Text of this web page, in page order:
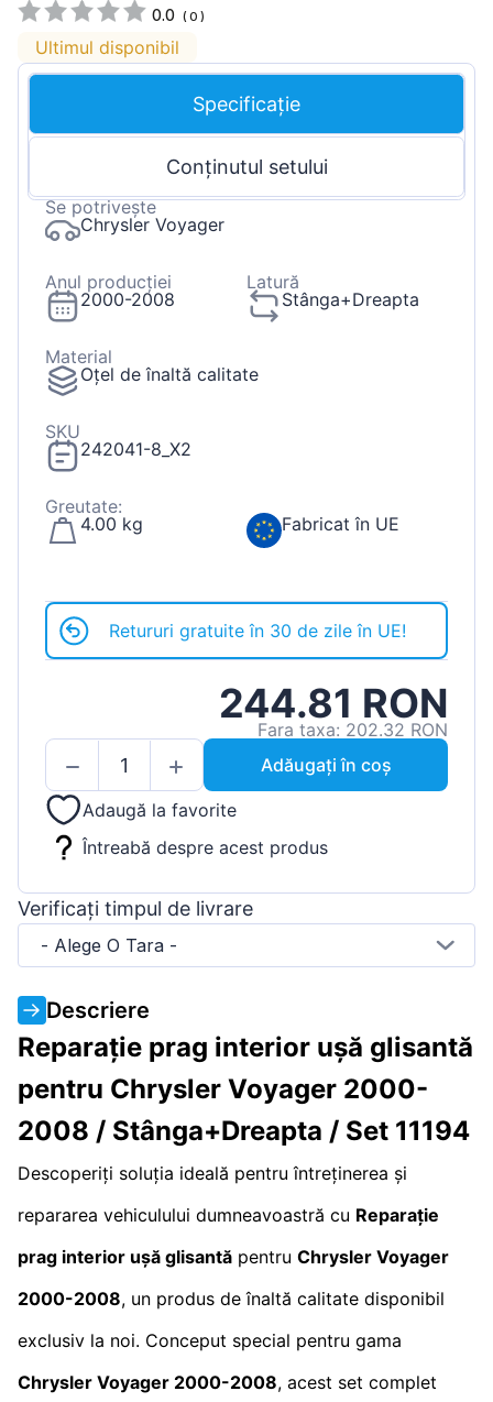
0.0 (0 )
Ultimul disponibil
Specificație
Conținutul setului
Se potrivește
Chrysler Voyager
Anul producției
2000-2008
Latură
Stânga+Dreapta
Material
Oțel de înaltă calitate
SKU
242041-8_X2
Greutate:
4.00 kg
Fabricat în UE
Retururi gratuite în 30 de zile în UE!
244.81 RON
Fara taxa: 202.32 RON
Adăugați în coș
Adaugă la favorite
Întreabă despre acest produs
Verificați timpul de livrare
- Alege O Tara -
Descriere
Reparație prag interior ușă glisantă
pentru Chrysler Voyager 2000-
2008 / Stânga+Dreapta / Set 11194
Descoperiți soluția ideală pentru întreținerea și
repararea vehiculului dumneavoastră cu Reparație
prag interior ușă glisantă pentru Chrysler Voyager
2000-2008, un produs de înaltă calitate disponibil
exclusiv la noi. Conceput special pentru gama
Chrysler Voyager 2000-2008, acest set complet